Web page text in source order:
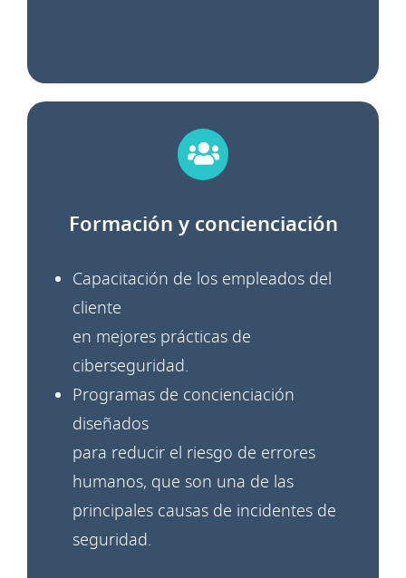
Formación y concienciación
Capacitación de los empleados del
cliente
en mejores prácticas de
ciberseguridad.
Programas de concienciación
diseñados
para reducir el riesgo de errores
humanos, que son una de las
principales causas de incidentes de
seguridad.